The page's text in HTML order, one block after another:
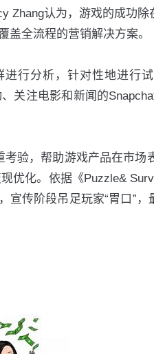
Zhang认为，游戏的成功
全流程的营销解决方案。
行分析，针对性地进行
关注电影和新闻的
验，帮助游戏产品在市场
优化。依据《Puzzle&
传阶段吊足玩家“胃口”